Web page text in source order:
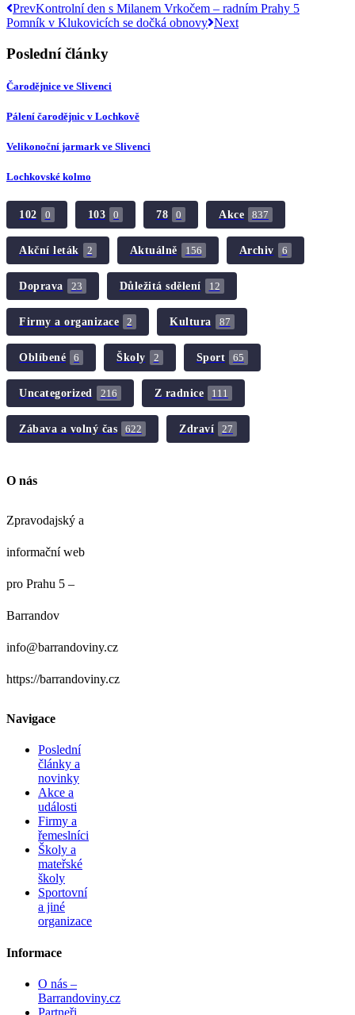
PrevKontrolní den s Milanem Vrkočem – radním Prahy 5
Pomník v Klukovicích se dočká obnovy Next
Poslední články
Čarodějnice ve Slivenci
Pálení čarodějnic v Lochkově
Velikonoční jarmark ve Slivenci
Lochkovské kolmo
102 0 103 0 78 0 Akce 837
Akční leták 2 Aktuálně 156 Archiv 6
Doprava 23 Důležitá sdělení 12
Firmy a organizace 2 Kultura 87
Oblíbené 6 Školy 2 Sport 65
Uncategorized 216 Z radnice 111
Zábava a volný čas 622 Zdraví 27
O nás
Zpravodajský a
informační web
pro Prahu 5 –
Barrandov
info@barrandoviny.cz
https://barrandoviny.cz
Navigace
Poslední
články a
novinky
Akce a
události
Firmy a
řemeslníci
Školy a
mateřské
školy
Sportovní
a jiné
organizace
Informace
O nás –
Barrandoviny.cz
Partneři